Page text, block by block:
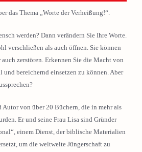
das Thema „Worte der Verheißung!“.
werden? Dann verändern Sie Ihre Worte.
verschließen als auch öffnen. Sie können
auch zerstören. Erkennen Sie die Macht von
und bereichernd einsetzen zu können. Aber
Autor von über 20 Büchern, die in mehr als
Er und seine Frau Lisa sind Gründer
einem Dienst, der biblische Materialien
um die weltweite Jüngerschaft zu